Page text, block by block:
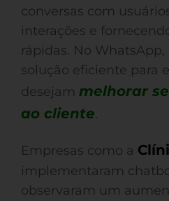
conversas com
interações e
rápidas. No
solução eficiente para
desejam melhorar
ao cliente.
Empresas como a
implementaram
observaram um